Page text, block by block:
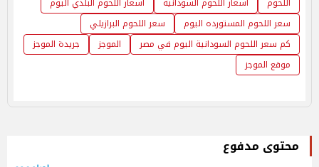
سعر اللحوم المستورده اليوم
سعر اللحوم البرازيلي
كم سعر اللحوم السودانية اليوم في مصر
الموجز
جريدة الموجز
موقع الموجز
محتوى مدفوع